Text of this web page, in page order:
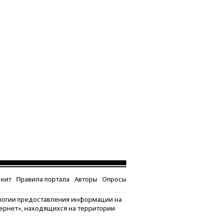
Правила портала Авторы Опросы
предоставления информации на
находящихся на территории